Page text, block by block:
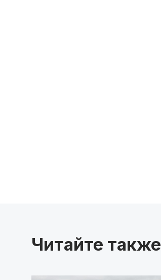
Читайте также